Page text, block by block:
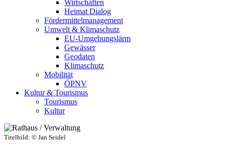
Wirtschaften
Heimat Dialog
Fördermittelmanagement
Umwelt & Klimaschutz
EU-Umgebungslärm
Gewässer
Geodaten
Klimaschutz
Mobilität
ÖPNV
Kultur & Tourismus
Tourismus
Kultur
Titelbild: © Jan Seidel